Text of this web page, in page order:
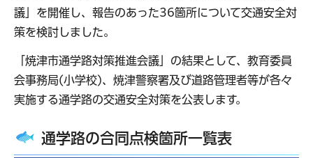
議」を開催し、報告のあった36箇所について交通安全対
策を検討しました。
「焼津市通学路対策推進会議」の結果として、教育委員
会事務局(小学校)、焼津警察署及び道路管理者等が各々
実施する通学路の交通安全対策を公表します。
通学路の合同点検箇所一覧表